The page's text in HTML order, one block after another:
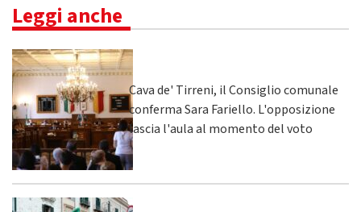
Leggi anche
Cava de' Tirreni, il Consiglio comunale
conferma Sara Fariello. L'opposizione
lascia l'aula al momento del voto